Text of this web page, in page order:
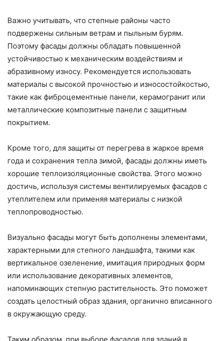
Важно учитывать, что степные районы часто
подвержены сильным ветрам и пыльным бурям.
Поэтому фасады должны обладать повышенной
устойчивостью к механическим воздействиям и
абразивному износу. Рекомендуется использовать
материалы с высокой прочностью и износостойкостью,
такие как фиброцементные панели, керамогранит или
металлические композитные панели с защитным
покрытием.
Кроме того, для защиты от перегрева в жаркое время
года и сохранения тепла зимой, фасады должны иметь
хорошие теплоизоляционные свойства. Этого можно
достичь, используя системы вентилируемых фасадов с
утеплителем или применяя материалы с низкой
теплопроводностью.
Визуально фасады могут быть дополнены элементами,
характерными для степного ландшафта, такими как
вертикальное озеленение, имитация природных форм
или использование декоративных элементов,
напоминающих степную растительность. Это поможет
создать целостный образ здания, органично вписанного
в окружающую среду.